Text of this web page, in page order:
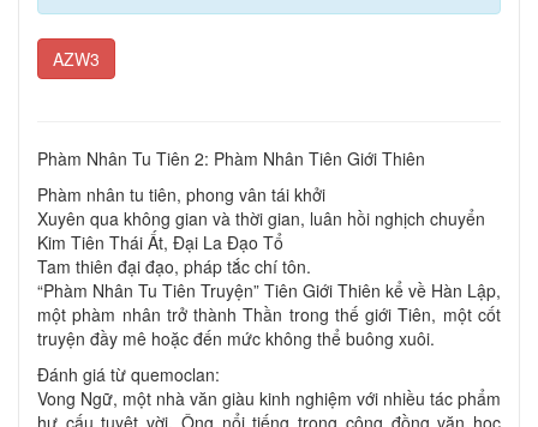
AZW3
Phàm Nhân Tu Tiên 2: Phàm Nhân Tiên Giới Thiên
Phàm nhân tu tiên, phong vân tái khởi
Xuyên qua không gian và thời gian, luân hồi nghịch chuyển
Kim Tiên Thái Ất, Đại La Đạo Tổ
Tam thiên đại đạo, pháp tắc chí tôn.
“Phàm Nhân Tu Tiên Truyện” Tiên Giới Thiên kể về Hàn Lập,
một phàm nhân trở thành Thần trong thế giới Tiên, một cốt
truyện đầy mê hoặc đến mức không thể buông xuôi.
Đánh giá từ quemoclan:
Vong Ngữ, một nhà văn giàu kinh nghiệm với nhiều tác phẩm